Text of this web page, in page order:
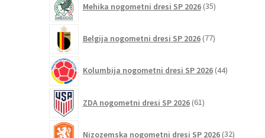
Mehika nogometni dresi SP 2026 35izdelkov
Belgija nogometni dresi SP 2026 77izdelkov
Kolumbija nogometni dresi SP 2026 44izdelkov
ZDA nogometni dresi SP 2026 61izdelkov
Nizozemska nogometni dresi SP 2026 32